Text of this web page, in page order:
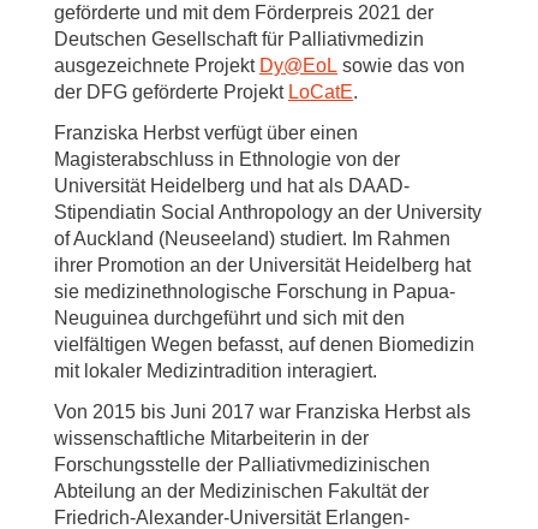
geförderte und mit dem Förderpreis 2021 der
Deutschen Gesellschaft für Palliativmedizin
ausgezeichnete Projekt Dy@EoL sowie das von
der DFG geförderte Projekt LoCatE.
Franziska Herbst verfügt über einen
Magisterabschluss in Ethnologie von der
Universität Heidelberg und hat als DAAD-
Stipendiatin Social Anthropology an der University
of Auckland (Neuseeland) studiert. Im Rahmen
ihrer Promotion an der Universität Heidelberg hat
sie medizinethnologische Forschung in Papua-
Neuguinea durchgeführt und sich mit den
vielfältigen Wegen befasst, auf denen Biomedizin
mit lokaler Medizintradition interagiert.
Von 2015 bis Juni 2017 war Franziska Herbst als
wissenschaftliche Mitarbeiterin in der
Forschungsstelle der Palliativmedizinischen
Abteilung an der Medizinischen Fakultät der
Friedrich-Alexander-Universität Erlangen-